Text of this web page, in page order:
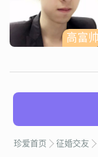
高富帅
珍爱首页 征婚交友